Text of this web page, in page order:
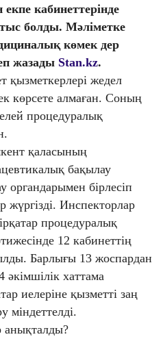
кабинеттерінде
болды. Мәліметке
көмек дер
жазады Stan.kz.
қызметкерлері жедел
көрсете алмаған. Соның
процедуралық
қаласының
бақылау
органдарымен бірлесіп
жүргізді. Инспекторлар
процедуралық
12 кабинеттің
Барлығы 13 жоспардан
әкімшілік хаттама
иелеріне қызметті заң
міндеттелді.
анықталды?